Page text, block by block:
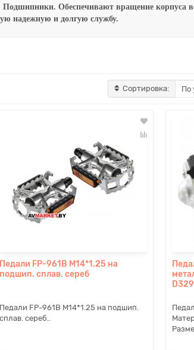
Обеспечивают вращение корпуса
надежную и долгую службу.
Сортировка:
Педали FP-961B M14*1.25 на
подшип. сплав. сереб
Педали FP-961B M14*1.25 на подшип.
сплав. сереб..